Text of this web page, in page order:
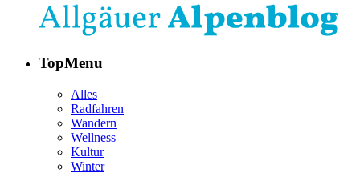
TopMenu
Alles
Radfahren
Wandern
Wellness
Kultur
Winter